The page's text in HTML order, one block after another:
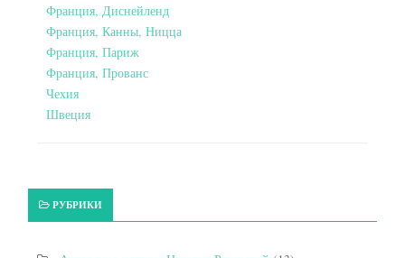
Франция, Диснейленд
Франция, Канны, Ницца
Франция, Париж
Франция, Прованс
Чехия
Швеция
РУБРИКИ